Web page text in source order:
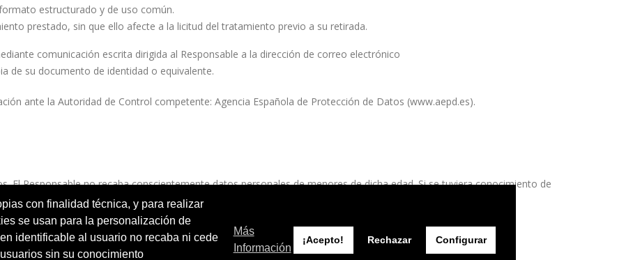
con finalidad técnica, y para realizar
se usan para la personalización de
identificable al usuario no recaba ni cede
sin su conocimiento
Más
Información
¡Acepto! Rechazar Configurar
estructurado y de uso común.
prestado, sin que ello afecte a la licitud del tratamiento previo a su retirada.
comunicación escrita dirigida al Responsable a la dirección de correo electrónico
de su documento de identidad o equivalente.
ante la Autoridad de Control competente: Agencia Española de Protección de Datos (www.aepd.es).
El Responsable no recaba conscientemente datos personales de menores de dicha edad. Si se tuviera conocimiento de
sin el consentimiento de sus padres o tutores, se procederá a su supresión inmediata.
POLÍTICA DE PRIVACIDAD